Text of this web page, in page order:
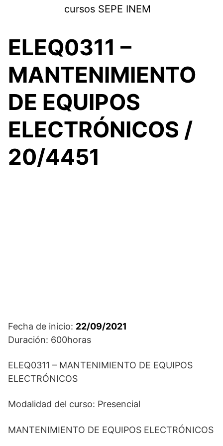
cursos SEPE INEM
ELEQ0311 –
MANTENIMIENTO
DE EQUIPOS
ELECTRÓNICOS /
20/4451
Fecha de inicio: 22/09/2021
Duración: 600horas
ELEQ0311 – MANTENIMIENTO DE EQUIPOS
ELECTRÓNICOS
Modalidad del curso: Presencial
MANTENIMIENTO DE EQUIPOS ELECTRÓNICOS